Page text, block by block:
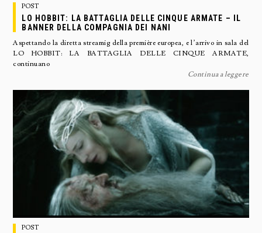
POST
LO HOBBIT: LA BATTAGLIA DELLE CINQUE ARMATE – IL
BANNER DELLA COMPAGNIA DEI NANI
Aspettando la diretta streamig della première europea, e l’arrivo in sala del
LO HOBBIT: LA BATTAGLIA DELLE CINQUE ARMATE,
continuano
Continua a leggere
POST